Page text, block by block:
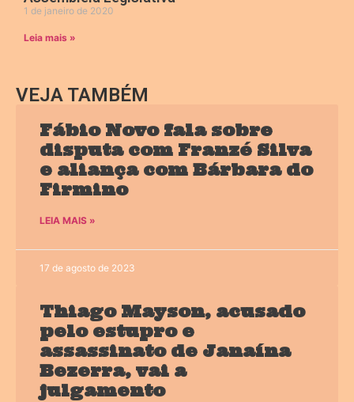
1 de janeiro de 2020
Leia mais »
VEJA TAMBÉM
Fábio Novo fala sobre
disputa com Franzé Silva
e aliança com Bárbara do
Firmino
LEIA MAIS »
17 de agosto de 2023
Thiago Mayson, acusado
pelo estupro e
assassinato de Janaína
Bezerra, vai a
julgamento